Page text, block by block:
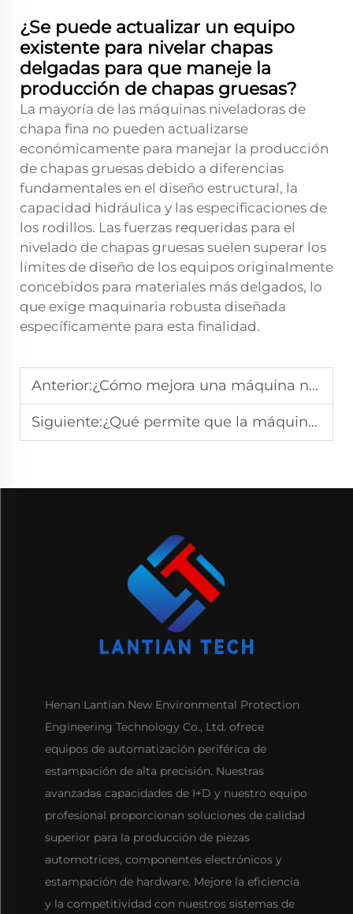
¿Se puede actualizar un equipo
existente para nivelar chapas
delgadas para que maneje la
producción de chapas gruesas?
La mayoría de las máquinas niveladoras de
chapa fina no pueden actualizarse
económicamente para manejar la producción
de chapas gruesas debido a diferencias
fundamentales en el diseño estructural, la
capacidad hidráulica y las especificaciones de
los rodillos. Las fuerzas requeridas para el
nivelado de chapas gruesas suelen superar los
límites de diseño de los equipos originalmente
concebidos para materiales más delgados, lo
que exige maquinaria robusta diseñada
específicamente para esta finalidad.
Anterior:¿Cómo mejora una máquina niveladora de chapas gruesas la planicidad de las chapas en la industria?
Siguiente:¿Qué permite que la máquina de nivelación precisa CNC de cuatro ejes mejore la precisión?
Henan Lantian New Environmental Protection
Engineering Technology Co., Ltd. ofrece
equipos de automatización periférica de
estampación de alta precisión. Nuestras
avanzadas capacidades de I+D y nuestro equipo
profesional proporcionan soluciones de calidad
superior para la producción de piezas
automotrices, componentes electrónicos y
estampación de hardware. Mejore la eficiencia
y la competitividad con nuestros sistemas de